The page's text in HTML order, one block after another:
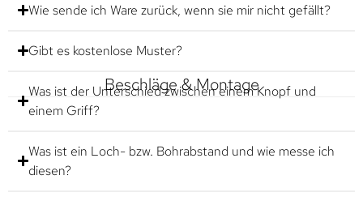
Wie sende ich Ware zurück, wenn sie mir nicht gefällt?
Gibt es kostenlose Muster?
Beschläge & Montage
Was ist der Unterschied zwischen einem Knopf und
einem Griff?
Was ist ein Loch- bzw. Bohrabstand und wie messe ich
diesen?